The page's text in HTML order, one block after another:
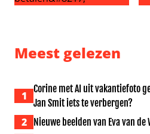
Meest gelezen
1
Corine met AI uit vakantiefoto
Jan Smit iets te verbergen?
2 Nieuwe beelden van Eva van